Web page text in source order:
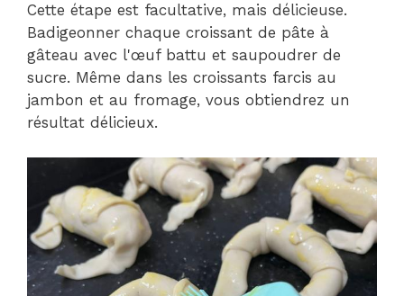
Cette étape est facultative, mais délicieuse.
Badigeonner chaque croissant de pâte à
gâteau avec l'œuf battu et saupoudrer de
sucre. Même dans les croissants farcis au
jambon et au fromage, vous obtiendrez un
résultat délicieux.